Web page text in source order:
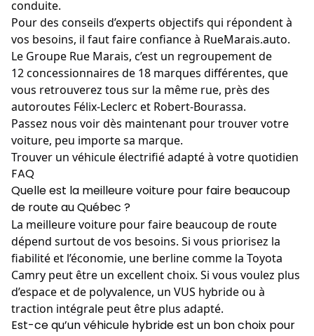
conduite.
Pour des conseils d’experts objectifs qui répondent à
vos besoins, il faut faire confiance à RueMarais.auto.
Le Groupe Rue Marais, c’est un regroupement de
12 concessionnaires de 18 marques différentes, que
vous retrouverez tous sur la même rue, près des
autoroutes Félix-Leclerc et Robert-Bourassa.
Passez nous voir dès maintenant pour trouver votre
voiture, peu importe sa marque.
Trouver un véhicule électrifié adapté à votre quotidien
FAQ
Quelle est la meilleure voiture pour faire beaucoup
de route au Québec ?
La meilleure voiture pour faire beaucoup de route
dépend surtout de vos besoins. Si vous priorisez la
fiabilité et l’économie, une berline comme la Toyota
Camry peut être un excellent choix. Si vous voulez plus
d’espace et de polyvalence, un VUS hybride ou à
traction intégrale peut être plus adapté.
Est-ce qu’un véhicule hybride est un bon choix pour